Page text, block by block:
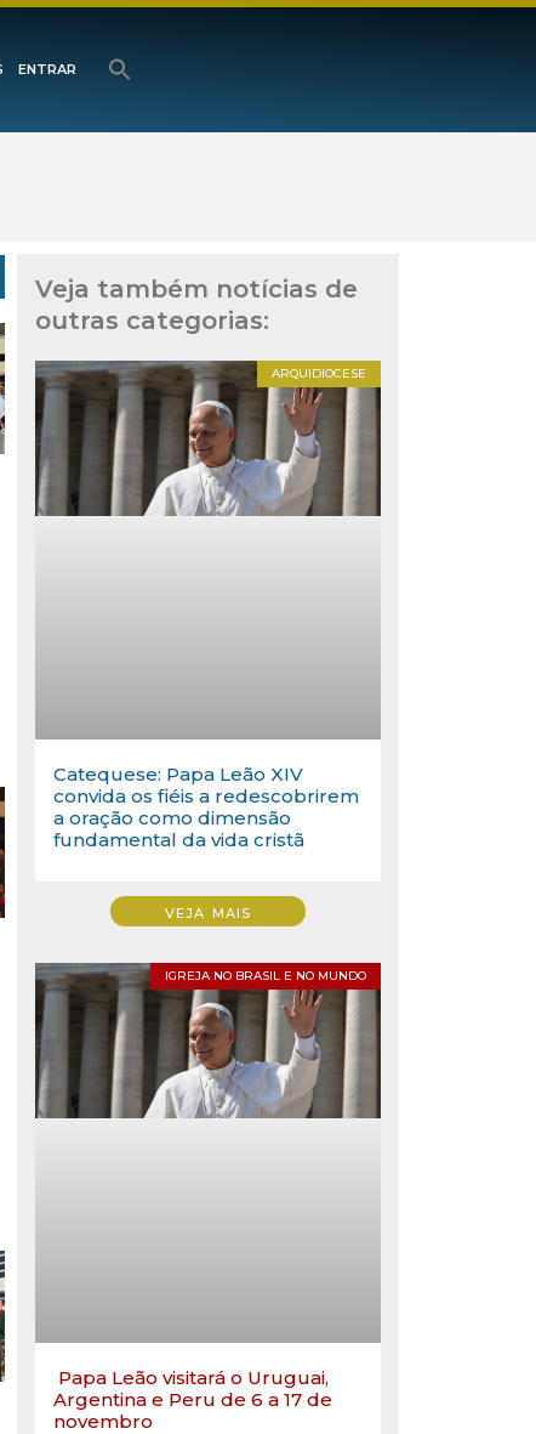
ENTRAR
Veja também notícias de
outras categorias:
ARQUIDIOCESE
Catequese: Papa Leão XIV
convida os fiéis a redescobrirem
a oração como dimensão
fundamental da vida cristã
VEJA MAIS
IGREJA NO BRASIL E NO MUNDO
Papa Leão visitará o Uruguai,
Argentina e Peru de 6 a 17 de
novembro